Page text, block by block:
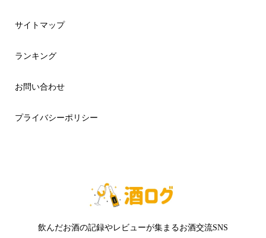
サイトマップ
ランキング
お問い合わせ
プライバシーポリシー
飲んだお酒の記録やレビューが集まるお酒交流SNS